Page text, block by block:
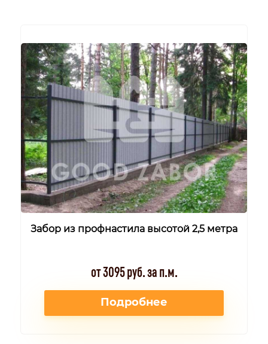
Забор из профнастила высотой 2,5 метра
от 3095 руб. за п.м.
Подробнее